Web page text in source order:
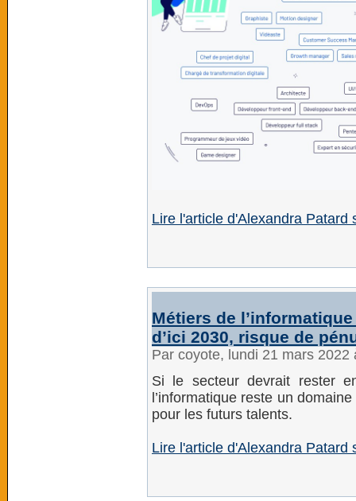
Lire l'article d'Alexandra Patard
Métiers de
d’ici 2030, risque de
Par coyote, lundi 21 mars
Si le secteur devrait rester
l’informatique reste un
pour les futurs talents.
Lire l'article d'Alexandra Patard